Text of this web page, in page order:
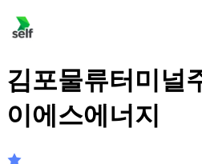
김포물류터미널
이에스에너지